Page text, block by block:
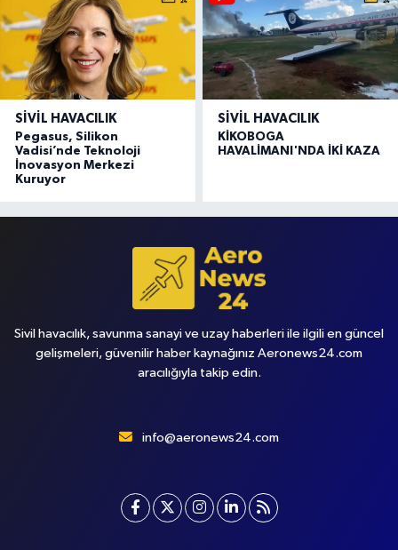
SIVIL HAVACILIK
Pegasus, Silikon
Vadisi’nde Teknoloji
İnovasyon Merkezi
Kuruyor
SIVIL HAVACILIK
KİKOBOGA
HAVALİMANI'NDA İKİ KAZA
Sivil havacılık, savunma sanayi ve uzay haberleri ile ilgili en güncel
gelişmeleri, güvenilir haber kaynağınız Aeronews24.com
aracılığıyla takip edin.
info@aeronews24.com